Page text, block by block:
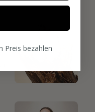
Preis bezahlen